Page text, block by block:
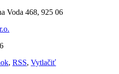
Voda 468, 925 06
, RSS, Vytlačiť